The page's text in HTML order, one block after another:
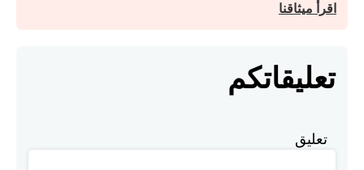
اقرأ ميثاقنا
تعليقاتكم
تعليق